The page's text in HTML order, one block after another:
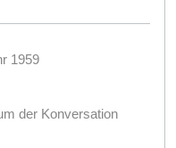
1959
der Konversation